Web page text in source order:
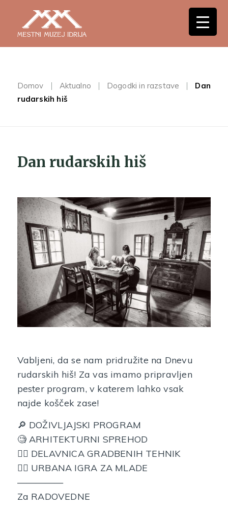
Domov Aktualno Dogodki in razstave
Dan
rudarskih hiš
Dan rudarskih hiš
Vabljeni, da se nam pridružite na Dnevu
rudarskih hiš! Za vas imamo pripravljen
pester program, v katerem lahko vsak
najde košček zase!
🔎 DOŽIVLJAJSKI PROGRAM
🧐 ARHITEKTURNI SPREHOD
👷‍♂️ DELAVNICA GRADBENIH TEHNIK
🕵️‍♀️ URBANA IGRA ZA MLADE
—————
Za RADOVEDNE